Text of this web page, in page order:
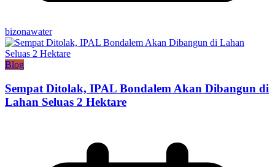
bizonawater
Blog
Sempat Ditolak, IPAL Bondalem Akan Dibangun di
Lahan Seluas 2 Hektare